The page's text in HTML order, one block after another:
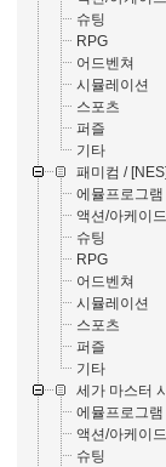
슈팅
RPG
어드벤쳐
시뮬레이션
스포츠
퍼즐
기타
패미컴 /
에뮬프로그램
액션/아케이드
슈팅
RPG
어드벤쳐
시뮬레이션
스포츠
퍼즐
기타
세가 마스터
에뮬프로그램
액션/아케이드
슈팅